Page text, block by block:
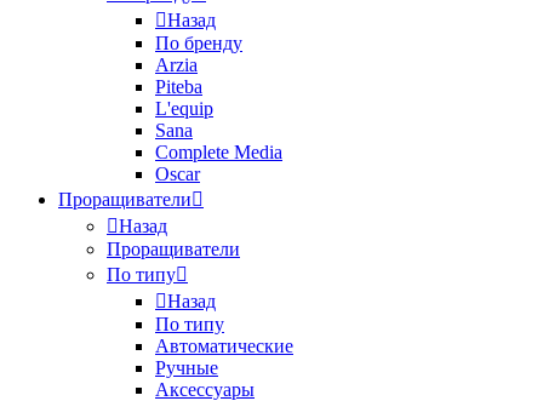
Назад
По бренду
Arzia
Piteba
L'equip
Sana
Complete Media
Oscar
Проращиватели
Назад
Проращиватели
По типу
Назад
По типу
Автоматические
Ручные
Аксессуары